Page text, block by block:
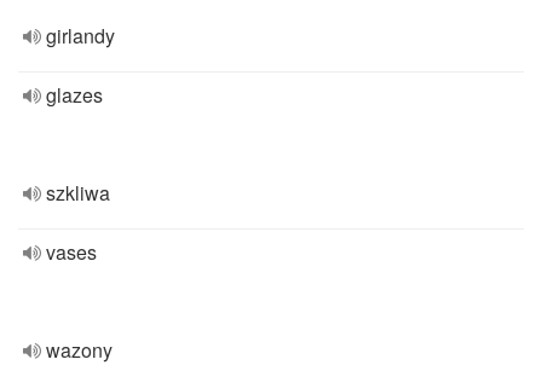
girlandy
glazes
szkliwa
vases
wazony